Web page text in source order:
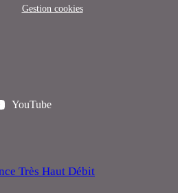
Gestion cookies
YouTube